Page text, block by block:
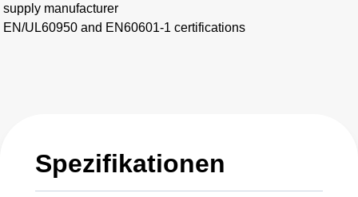
supply manufacturer
EN/UL60950 and EN60601-1 certifications
Spezifikationen